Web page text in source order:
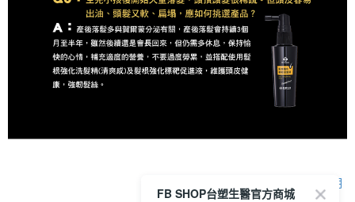
顯示電腦版詳細說明
FB SHOP台塑生醫官方商城